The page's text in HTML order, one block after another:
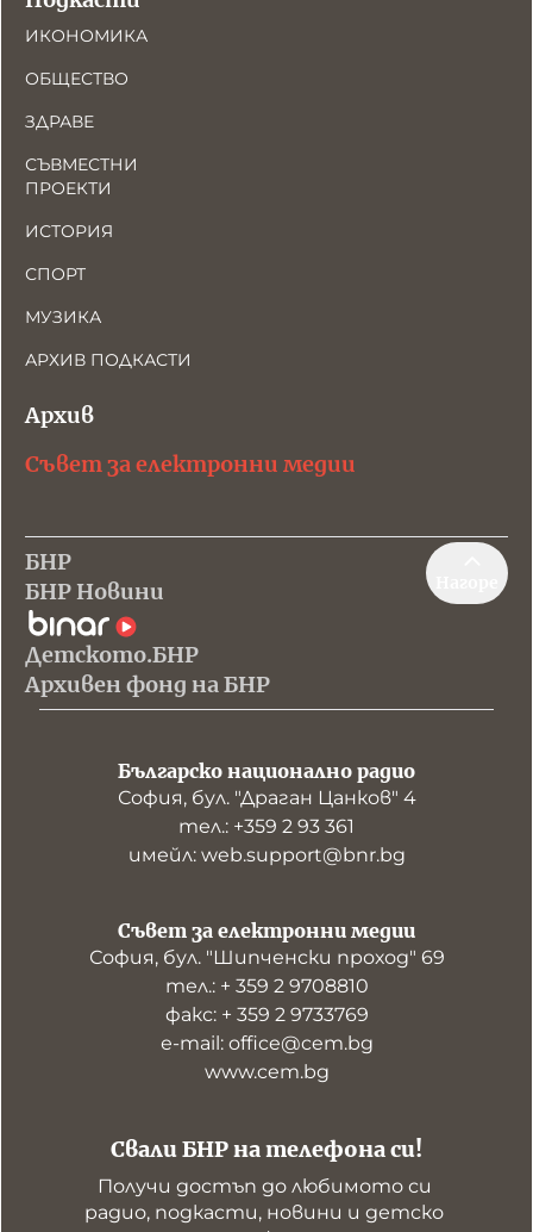
ИКОНОМИКА
ОБЩЕСТВО
ЗДРАВЕ
СЪВМЕСТНИ
ПРОЕКТИ
ИСТОРИЯ
СПОРТ
МУЗИКА
АРХИВ ПОДКАСТИ
Архив
Съвет за електронни медии
БНР
БНР Новини
Детското.БНР
Архивен фонд на БНР
Българско национално радио
София, бул. "Драган Цанков" 4
тел.: +359 2 93 361
имейл: web.support@bnr.bg
Свали БНР на телефона си!
Получи достъп до любимото си
радио, подкасти, новини и детско
Съвет за електронни медии
София, бул. "Шипченски проход" 69
тел.: + 359 2 9708810
факс: + 359 2 9733769
е-mail: office@cem.bg
www.cem.bg